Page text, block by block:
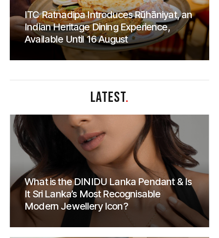
ITC Ratnadipa Introduces Rūhāniyat, an
Indian Heritage Dining Experience,
Available Until 16 August
LATEST.
What is the DINIDU Lanka Pendant & Is
It Sri Lanka’s Most Recognisable
Modern Jewellery Icon?